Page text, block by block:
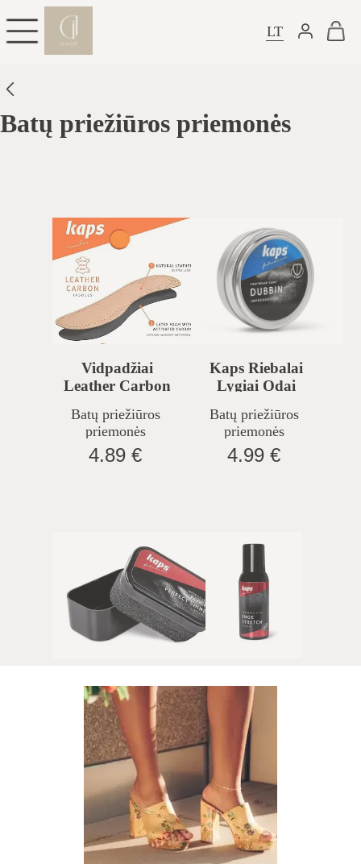
LT
Batų priežiūros priemonės
Vidpadžiai
Leather Carbon
Batų priežiūros
priemonės
4.89 €
Kaps Riebalai
Lygiai Odai
Batų priežiūros
priemonės
4.99 €
Batų Kempinėlė
Perfect Shine
Batų priežiūros
priemonės
2.99 €
Kaps Batų
Pratempiklis, 100
Ml
Batų priežiūros
priemonės
5.99 €